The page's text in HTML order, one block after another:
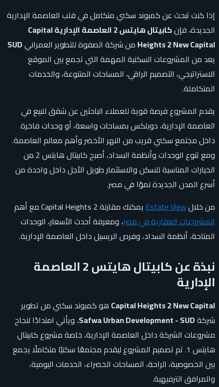
إذا كنت تبحث عن كمبوند سكني متكامل في قلب العاصمة الإدارية
الجديدة، فإن
كابيتال هايتس 2 العاصمة الإدارية Capital
Heights 2 New Capital من شركة الصفوة للتطوير العمرانيSUD
يعد من المشروعات السكنية المهمة التي تجمع بين الموقع
الاستراتيجي، التصميم الراقي، المساحات المتنوعة، والخدمات
المتكاملة.
يقدم المشروع فرصة قوية للعملاء الباحثين عن شقق للبيع في
العاصمة الإدارية، دوبلكس بمساحات واسعة، أو وحدات فاخرة
داخل مجتمع سكني قريب من النهر الأخضر وأهم معالم العاصمة.
ومع تنوع الوحدات وأنظمة السداد، أصبح كابيتال هايتس 2 من
الخيارات المناسبة للسكن والاستثمار طويل الأجل داخل واحدة من
أسرع المدن الجديدة نموًا في مصر.
من خلالEstate Viewيمكنك مقارنة Capital Heights 2 مع أهم
المشروعات العقارية في مصر، ومعرفة أحدث الأسعار، الوحدات
المتاحة، أنظمة السداد، وفرص الريسيل داخل العاصمة الإدارية.
نبذة عن كابيتال هايتس 2 العاصمة
الإدارية
Capital Heights 2 New Capital هو كمبوند سكني من تطوير
شركةSafwa Urban Development - SUD، ويأتي امتدادًا لنجاح
مشروعات الشركة داخل العاصمة الإدارية، خاصة مشروع كابيتال
هايتس 1. تم تصميم المشروع ليقدم مجتمعًا سكنيًا متكاملًا يجمع
بين الخصوصية، الراحة، المساحات الخضراء، الخدمات اليومية،
والمرافق الترفيهية.